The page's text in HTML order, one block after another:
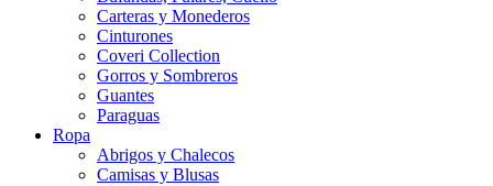
Carteras y Monederos
Cinturones
Coveri Collection
Gorros y Sombreros
Guantes
Paraguas
Ropa
Abrigos y Chalecos
Camisas y Blusas